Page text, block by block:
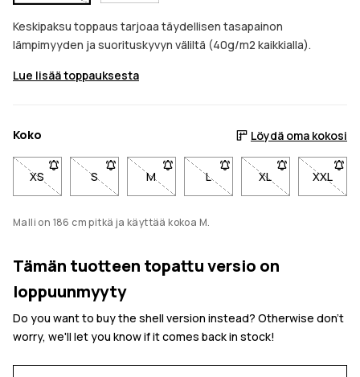
Keskipaksu toppaus tarjoaa täydellisen tasapainon
lämpimyyden ja suorituskyvyn väliltä (40g/m2 kaikkialla).
Lue lisää toppauksesta
Koko Löydä oma kokosi
XS- Koko XS ei ole saatavilla. Napsauta saadaksesi
S- Koko S ei ole saatavilla. Napsauta saadaksesi
M- Koko M ei ole saatavilla. Napsauta
L- Koko L ei ole saatavilla.
XL- Koko XL ei ole
XXL- Koko
Malli on 186 cm pitkä ja käyttää kokoa M.
Tämän tuotteen topattu versio on
loppuunmyyty
Do you want to buy the shell version instead? Otherwise don't
worry, we'll let you know if it comes back in stock!